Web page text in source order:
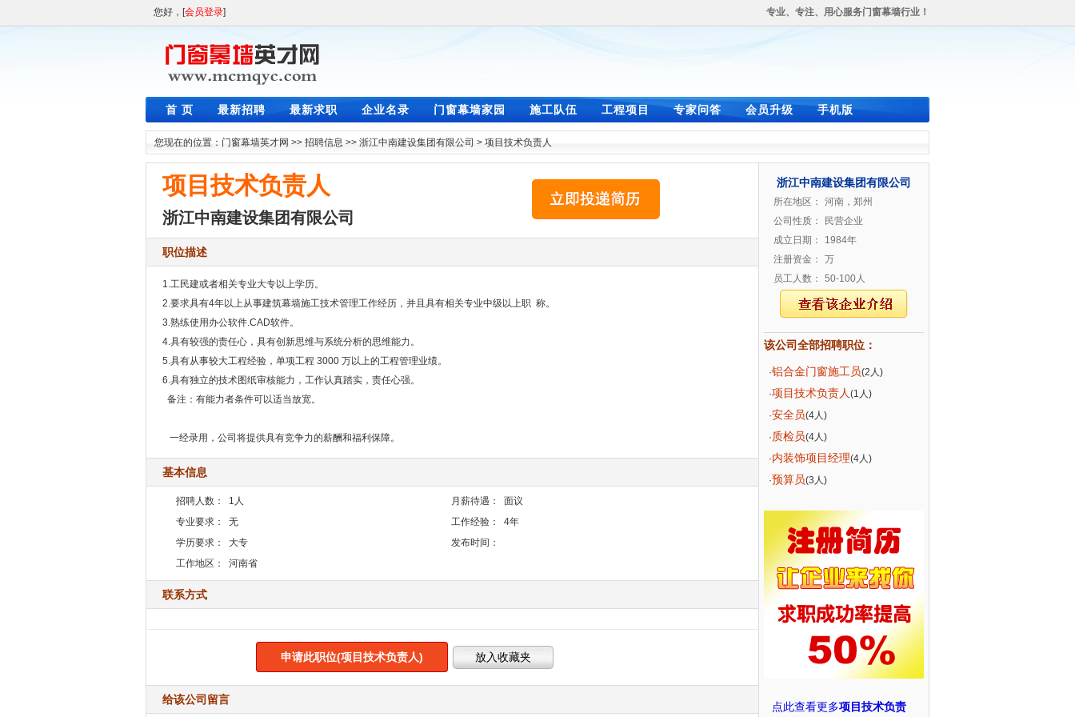
您好，[会员登录] 专业、专注、用心服务门窗幕墙行业！
首 页 最新招聘 最新求职 企业名录 门窗幕墙家园 施工队伍 工程项目 专家问答 会员升级 手机版
您现在的位置： 门窗幕墙英才网 >> 招聘信息 >> 浙江中南建设集团有限公司 > 项目技术负责人
项目技术负责人
浙江中南建设集团有限公司
职位描述
1.工民建或者相关专业大专以上学历。
2.要求具有4年以上从事建筑幕墙施工技术管理工作经历，并且具有相关专业中级以上职 称。
3.熟练使用办公软件.CAD软件。
4.具有较强的责任心，具有创新思维与系统分析的思维能力。
5.具有从事较大工程经验，单项工程 3000 万以上的工程管理业绩。
6.具有独立的技术图纸审核能力，工作认真踏实，责任心强。
备注：有能力者条件可以适当放宽。
一经录用，公司将提供具有竞争力的薪酬和福利保障。
基本信息
招聘人数： 1人 月薪待遇：
面议
专业要求：
无 工作经验：
4年
学历要求：
大专
发布时间：
工作地区：
河南省
联系方式
申请此职位(项目技术负责人)
给该公司留言
浙江中南建设集团有限公司
所在地区：
河南，郑州
公司性质：
民营企业
成立日期：
1984年
注册资金：
万
员工人数：
50-100人
该公司全部招聘职位：
·铝合金门窗施工员(2人)
·项目技术负责人 (1人)
·安全员(4人)
· 质检员(4人)
·内装饰项目经理(4人)
·预算员(3人)
点此查看更多项目技术负责